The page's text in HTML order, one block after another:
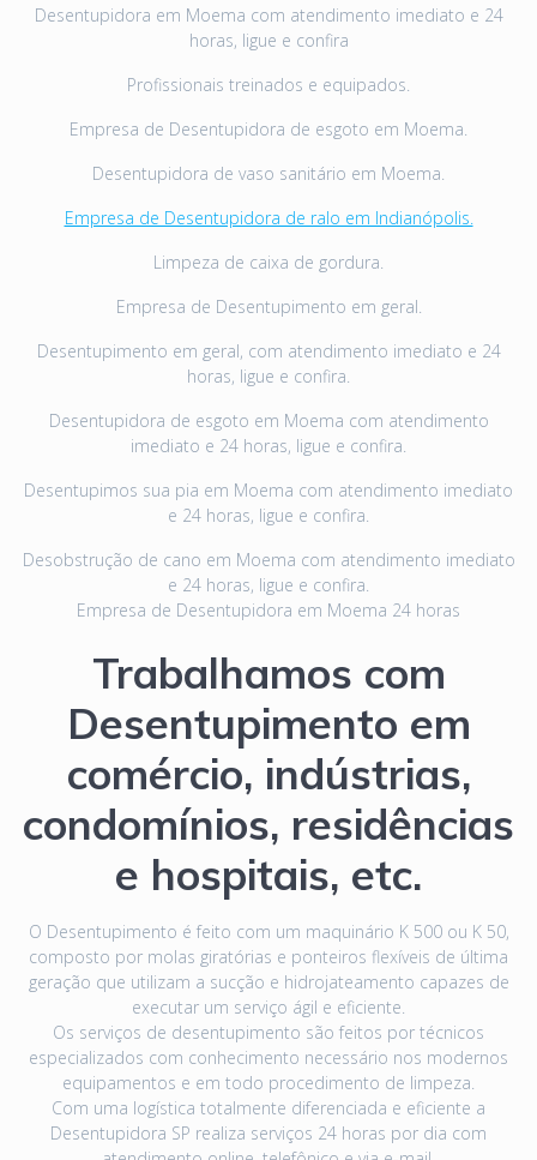
Desentupidora em Moema com atendimento imediato e 24
horas, ligue e confira
Profissionais treinados e equipados.
Empresa de Desentupidora de esgoto em Moema.
Desentupidora de vaso sanitário em Moema.
Empresa de Desentupidora de ralo em Indianópolis.
Limpeza de caixa de gordura.
Empresa de Desentupimento em geral.
Desentupimento em geral, com atendimento imediato e 24
horas, ligue e confira.
Desentupidora de esgoto em Moema com atendimento
imediato e 24 horas, ligue e confira.
Desentupimos sua pia em Moema com atendimento imediato
e 24 horas, ligue e confira.
Desobstrução de cano em Moema com atendimento imediato
e 24 horas, ligue e confira.
Empresa de Desentupidora em Moema 24 horas
Trabalhamos com
Desentupimento em
comércio, indústrias,
condomínios, residências
e hospitais, etc.
O Desentupimento é feito com um maquinário K 500 ou K 50,
composto por molas giratórias e ponteiros flexíveis de última
geração que utilizam a sucção e hidrojateamento capazes de
executar um serviço ágil e eficiente.
Os serviços de desentupimento são feitos por técnicos
especializados com conhecimento necessário nos modernos
equipamentos e em todo procedimento de limpeza.
Com uma logística totalmente diferenciada e eficiente a
Desentupidora SP realiza serviços 24 horas por dia com